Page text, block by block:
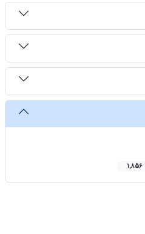
1,856